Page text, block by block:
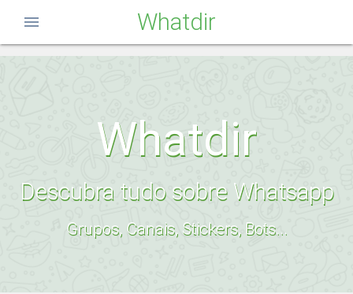
Whatdir
menu
Whatdir
Descubra tudo sobre Whatsapp
Grupos, Canais, Stickers, Bots...